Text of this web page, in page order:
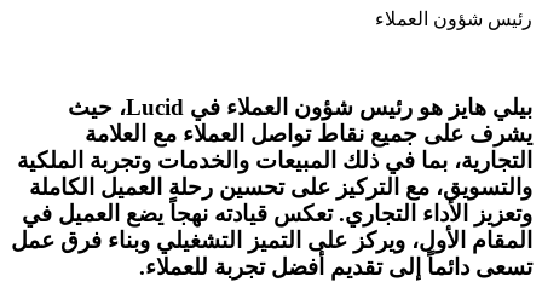
رئيس شؤون العملاء
بيلي هايز هو رئيس شؤون العملاء في Lucid، حيث
يشرف على جميع نقاط تواصل العملاء مع العلامة
التجارية، بما في ذلك المبيعات والخدمات وتجربة الملكية
والتسويق، مع التركيز على تحسين رحلة العميل الكاملة
وتعزيز الأداء التجاري. تعكس قيادته نهجاً يضع العميل في
المقام الأول، ويركز على التميز التشغيلي وبناء فرق عمل
تسعى دائماً إلى تقديم أفضل تجربة للعملاء.